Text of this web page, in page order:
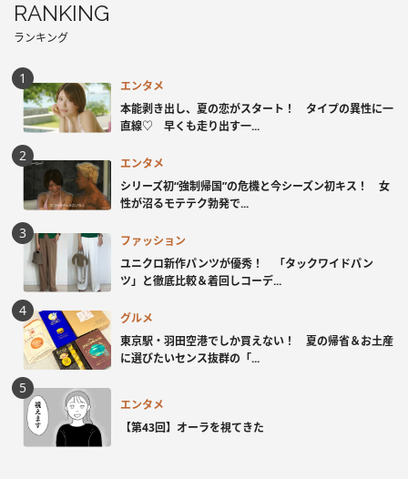
RANKING
ランキング
エンタメ
本能剥き出し、夏の恋がスタート！ タイプの異性に一
直線♡ 早くも走り出す一...
エンタメ
シリーズ初“強制帰国”の危機と今シーズン初キス！ 女
性が沼るモテテク勃発で...
ファッション
ユニクロ新作パンツが優秀！ 「タックワイドパン
ツ」と徹底比較＆着回しコーデ...
グルメ
東京駅・羽田空港でしか買えない！ 夏の帰省＆お土産
に選びたいセンス抜群の「...
エンタメ
【第43回】オーラを視てきた